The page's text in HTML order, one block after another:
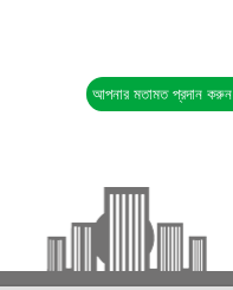
আপনার মতামত প্রদান করুন